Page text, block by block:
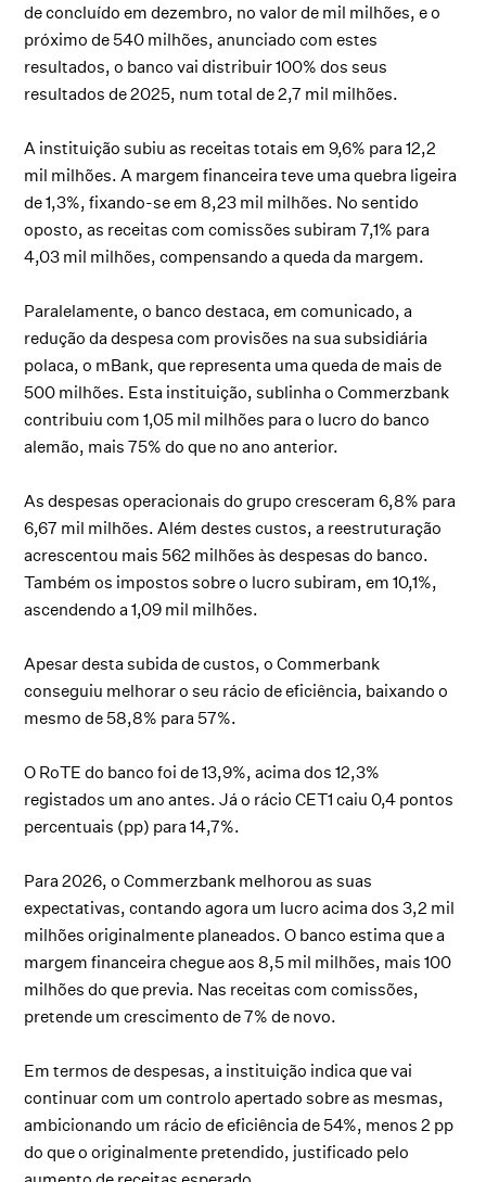
de concluído em dezembro, no valor de mil milhões, e o
próximo de 540 milhões, anunciado com estes
resultados, o banco vai distribuir 100% dos seus
resultados de 2025, num total de 2,7 mil milhões.
A instituição subiu as receitas totais em 9,6% para 12,2
mil milhões. A margem financeira teve uma quebra ligeira
de 1,3%, fixando-se em 8,23 mil milhões. No sentido
oposto, as receitas com comissões subiram 7,1% para
4,03 mil milhões, compensando a queda da margem.
Paralelamente, o banco destaca, em comunicado, a
redução da despesa com provisões na sua subsidiária
polaca, o mBank, que representa uma queda de mais de
500 milhões. Esta instituição, sublinha o Commerzbank
contribuiu com 1,05 mil milhões para o lucro do banco
alemão, mais 75% do que no ano anterior.
As despesas operacionais do grupo cresceram 6,8% para
6,67 mil milhões. Além destes custos, a reestruturação
acrescentou mais 562 milhões às despesas do banco.
Também os impostos sobre o lucro subiram, em 10,1%,
ascendendo a 1,09 mil milhões.
Apesar desta subida de custos, o Commerbank
conseguiu melhorar o seu rácio de eficiência, baixando o
mesmo de 58,8% para 57%.
O RoTE do banco foi de 13,9%, acima dos 12,3%
registados um ano antes. Já o rácio CET1 caiu 0,4 pontos
percentuais (pp) para 14,7%.
Para 2026, o Commerzbank melhorou as suas
expectativas, contando agora um lucro acima dos 3,2 mil
milhões originalmente planeados. O banco estima que a
margem financeira chegue aos 8,5 mil milhões, mais 100
milhões do que previa. Nas receitas com comissões,
pretende um crescimento de 7% de novo.
Em termos de despesas, a instituição indica que vai
continuar com um controlo apertado sobre as mesmas,
ambicionando um rácio de eficiência de 54%, menos 2 pp
do que o originalmente pretendido, justificado pelo